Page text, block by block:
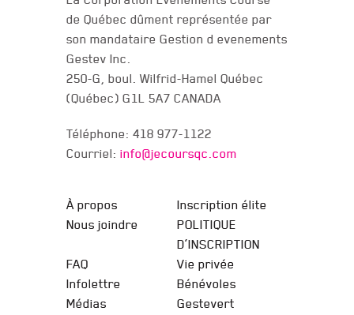
de Québec dûment représentée par
son mandataire Gestion d evenements
Gestev Inc.
250-G, boul. Wilfrid-Hamel Québec
(Québec) G1L 5A7 CANADA
Téléphone: 418 977-1122
Courriel: info@jecoursqc.com
À propos
Inscription élite
Nous joindre
POLITIQUE
D’INSCRIPTION
FAQ
Vie privée
Infolettre
Bénévoles
Médias
Gestevert